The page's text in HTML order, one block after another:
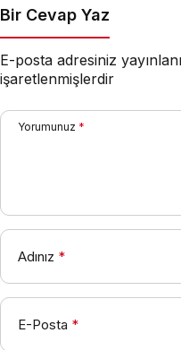
Bir Cevap Yaz
E-posta adresiniz
işaretlenmişlerdir
Yorumunuz *
Adınız *
E-Posta *